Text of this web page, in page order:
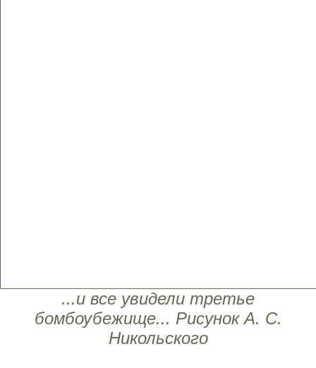
...и все увидели третье
бомбоубежище... Рисунок А. С.
Никольского